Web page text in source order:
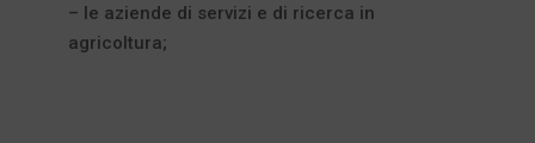
– le aziende di servizi e di ricerca in
agricoltura;